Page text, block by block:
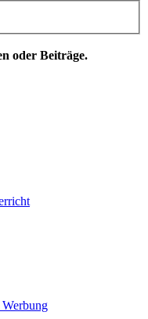
oder Beiträge.